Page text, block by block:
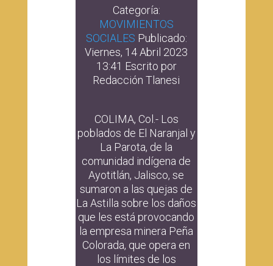
Categoría:
MOVIMIENTOS
SOCIALES Publicado:
Viernes, 14 Abril 2023
13:41 Escrito por
Redacción Tlanesi
COLIMA, Col.- Los
poblados de El Naranjal y
La Parota, de la
comunidad indígena de
Ayotitlán, Jalisco, se
sumaron a las quejas de
La Astilla sobre los daños
que les está provocando
la empresa minera Peña
Colorada, que opera en
los límites de los